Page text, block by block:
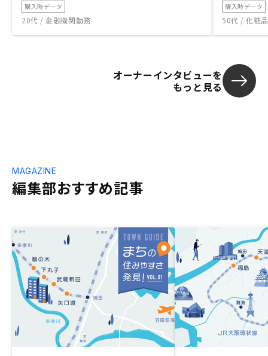
購入時データ
20代 / 金融機関勤務
購入時データ
50代 / 化粧
オーナーインタビューを
もっと見る
編集部おすすめ記事
MAGAZINE